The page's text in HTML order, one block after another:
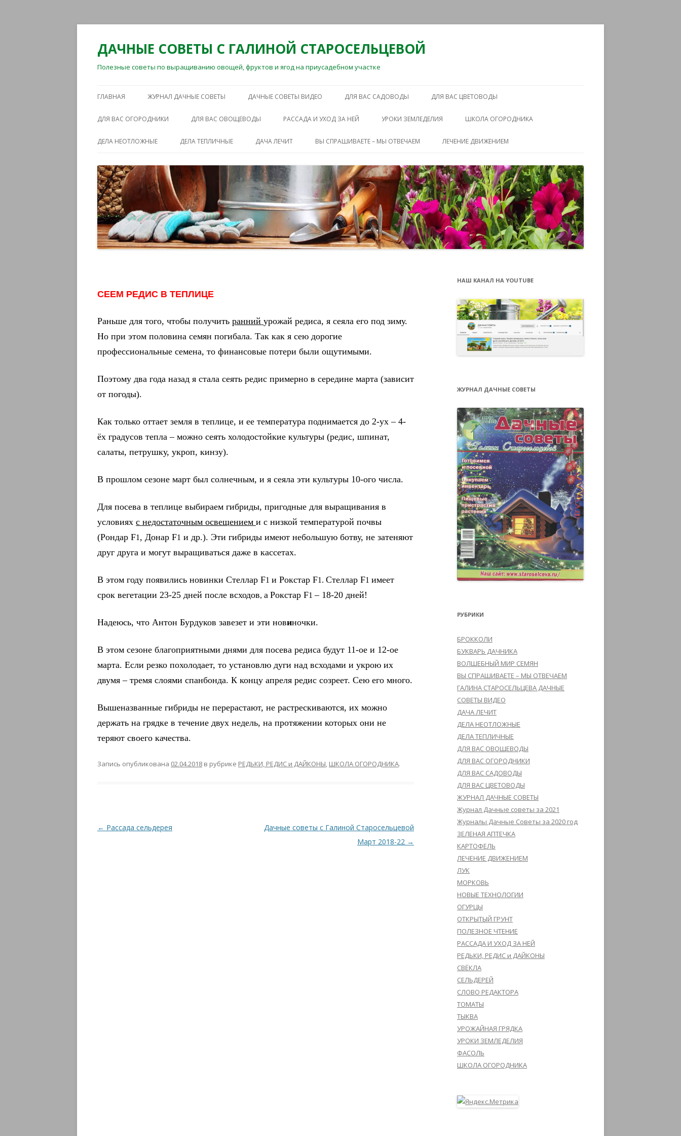
ДАЧНЫЕ СОВЕТЫ С ГАЛИНОЙ СТАРОСЕЛЬЦЕВОЙ
Полезные советы по выращиванию овощей, фруктов и ягод на приусадебном участке
содержимому
ГЛАВНАЯ ЖУРНАЛ ДАЧНЫЕ СОВЕТЫ ДАЧНЫЕ СОВЕТЫ ВИДЕО ДЛЯ ВАС САДОВОДЫ ДЛЯ ВАС ЦВЕТОВОДЫ
ДЛЯ ВАС ОГОРОДНИКИ ДЛЯ ВАС ОВОЩЕВОДЫ РАССАДА И УХОД ЗА НЕЙ УРОКИ ЗЕМЛЕДЕЛИЯ ШКОЛА ОГОРОДНИКА
ДЕЛА НЕОТЛОЖНЫЕ ДЕЛА ТЕПЛИЧНЫЕ ДАЧА ЛЕЧИТ ВЫ СПРАШИВАЕТЕ – МЫ ОТВЕЧАЕМ ЛЕЧЕНИЕ ДВИЖЕНИЕМ
СЕЕМ РЕДИС В ТЕПЛИЦЕ
Раньше для того, чтобы получить ранний урожай редиса, я сеяла его под зиму.
Но при этом половина семян погибала. Так как я сею дорогие
профессиональные семена, то финансовые потери были ощутимыми.
Поэтому два года назад я стала сеять редис примерно в середине марта (зависит
от погоды).
Как только оттает земля в теплице, и ее температура поднимается до 2-ух – 4-
ёх градусов тепла – можно сеять холодостойкие культуры (редис, шпинат,
салаты, петрушку, укроп, кинзу).
В прошлом сезоне март был солнечным, и я сеяла эти культуры 10-ого числа.
Для посева в теплице выбираем гибриды, пригодные для выращивания в
условиях с недостаточным освещением и с низкой температурой почвы
(Рондар F1 , Донар F1 и др.). Эти гибриды имеют небольшую ботву, не затеняют
друг друга и могут выращиваться даже в кассетах.
В этом году появились новинки Стеллар F1 и Рокстар F1. Стеллар F1 имеет
срок вегетации 23-25 дней после всходов, а Рокстар F1– 18-20 дней!
Надеюсь, что Антон Бурдуков завезет и эти новиночки.
В этом сезоне благоприятными днями для посева редиса будут 11-ое и 12-ое
марта. Если резко похолодает, то установлю дуги над всходами и укрою их
двумя – тремя слоями спанбонда. К концу апреля редис созреет. Сею его много.
Вышеназванные гибриды не перерастают, не растрескиваются, их можно
держать на грядке в течение двух недель, на протяжении которых они не
теряют своего качества.
Запись опубликована 02.04.2018 в рубрике РЕДЬКИ, РЕДИС и ДАЙКОНЫ, ШКОЛА ОГОРОДНИКА.
Навигация
← Рассада сельдерея
Дачные советы с Галиной Старосельцевой
Март 2018-22 →
НАШ КАНАЛ НА YOUTUBE
ЖУРНАЛ ДАЧНЫЕ СОВЕТЫ
РУБРИКИ
БРОККОЛИ
БУКВАРЬ ДАЧНИКА
ВОЛШЕБНЫЙ МИР СЕМЯН
ВЫ СПРАШИВАЕТЕ – МЫ ОТВЕЧАЕМ
ГАЛИНА СТАРОСЕЛЬЦЕВА ДАЧНЫЕ
СОВЕТЫ ВИДЕО
ДАЧА ЛЕЧИТ
ДЕЛА НЕОТЛОЖНЫЕ
ДЕЛА ТЕПЛИЧНЫЕ
ДЛЯ ВАС ОВОЩЕВОДЫ
ДЛЯ ВАС ОГОРОДНИКИ
ДЛЯ ВАС САДОВОДЫ
ДЛЯ ВАС ЦВЕТОВОДЫ
ЖУРНАЛ ДАЧНЫЕ СОВЕТЫ
Журнал Дачные советы за 2021
Журналы Дачные Советы за 2020 год
ЗЕЛЕНАЯ АПТЕЧКА
КАРТОФЕЛЬ
ЛЕЧЕНИЕ ДВИЖЕНИЕМ
ЛУК
МОРКОВЬ
НОВЫЕ ТЕХНОЛОГИИ
ОГУРЦЫ
ОТКРЫТЫЙ ГРУНТ
ПОЛЕЗНОЕ ЧТЕНИЕ
РАССАДА И УХОД ЗА НЕЙ
РЕДЬКИ, РЕДИС и ДАЙКОНЫ
СВЁКЛА
СЕЛЬДЕРЕЙ
СЛОВО РЕДАКТОРА
ТОМАТЫ
ТЫКВА
УРОЖАЙНАЯ ГРЯДКА
УРОКИ ЗЕМЛЕДЕЛИЯ
ФАСОЛЬ
ШКОЛА ОГОРОДНИКА